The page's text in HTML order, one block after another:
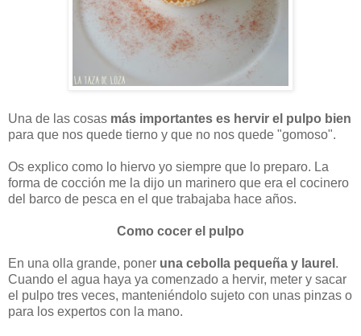
Una de las cosas más importantes es hervir el pulpo bien
para que nos quede tierno y que no nos quede "gomoso".
Os explico como lo hiervo yo siempre que lo preparo. La
forma de cocción me la dijo un marinero que era el cocinero
del barco de pesca en el que trabajaba hace años.
Como cocer el pulpo
En una olla grande, poner una cebolla pequeña y laurel .
Cuando el agua haya ya comenzado a hervir, meter y sacar
el pulpo tres veces, manteniéndolo sujeto con unas pinzas o
para los expertos con la mano.